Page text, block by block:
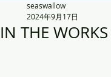
IN THE WORKS
seaswallow
2024年9月17日